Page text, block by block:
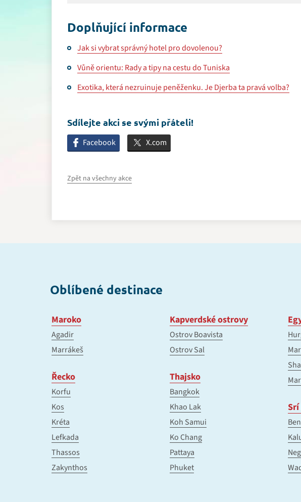
Doplňující informace
Jak si vybrat správný hotel pro dovolenou?
Vůně orientu: Rady a tipy na cestu do Tuniska
Exotika, která nezruinuje peněženku. Je Djerba ta pravá volba?
Sdílejte akci se svými přáteli!
Facebook X.com
Zpět na všechny akce
Oblíbené destinace
Maroko
Agadir
Marrákeš
Řecko
Korfu
Kos
Kréta
Lefkada
Thassos
Zakynthos
Kapverdské ostrovy
Ostrov Boavista
Ostrov Sal
Thajsko
Bangkok
Khao Lak
Koh Samui
Ko Chang
Pattaya
Phuket
Srí